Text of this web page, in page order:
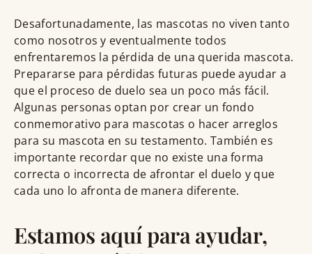
Desafortunadamente, las mascotas no viven tanto
como nosotros y eventualmente todos
enfrentaremos la pérdida de una querida mascota.
Prepararse para pérdidas futuras puede ayudar a
que el proceso de duelo sea un poco más fácil.
Algunas personas optan por crear un fondo
conmemorativo para mascotas o hacer arreglos
para su mascota en su testamento. También es
importante recordar que no existe una forma
correcta o incorrecta de afrontar el duelo y que
cada uno lo afronta de manera diferente.
Estamos aquí para ayudar,